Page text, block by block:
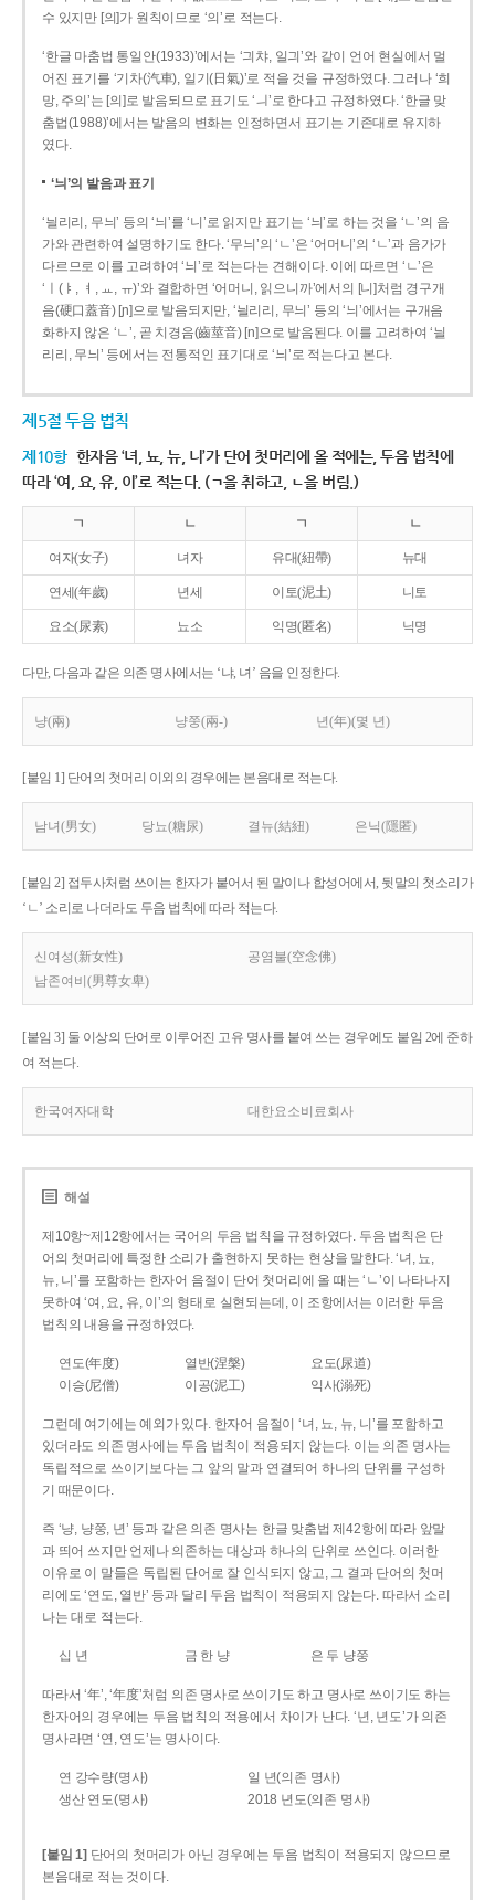
수 있지만 [의]가 원칙이므로 ‘의’로 적는다.
‘한글 마춤법 통일안(1933)’에서는 ‘긔챠, 일긔’와 같이 언어 현실에서 멀
어진 표기를 ‘기차(汽車), 일기(日氣)’로 적을 것을 규정하였다. 그러나 ‘희
망, 주의’는 [의]로 발음되므로 표기도 ‘ㅢ’로 한다고 규정하였다. ‘한글 맞
춤법(1988)’에서는 발음의 변화는 인정하면서 표기는 기존대로 유지하
였다.
‘늬’의 발음과 표기
‘늴리리, 무늬’ 등의 ‘늬’를 ‘니’로 읽지만 표기는 ‘늬’로 하는 것을 ‘ㄴ’의 음
가와 관련하여 설명하기도 한다. ‘무늬’의 ‘ㄴ’은 ‘어머니’의 ‘ㄴ’과 음가가
다르므로 이를 고려하여 ‘늬’로 적는다는 견해이다. 이에 따르면 ‘ㄴ’은
‘ㅣ(ㅑ, ㅕ, ㅛ, ㅠ)’와 결합하면 ‘어머니, 읽으니까’에서의 [니]처럼 경구개
음(硬口蓋音) [ɲ]으로 발음되지만, ‘늴리리, 무늬’ 등의 ‘늬’에서는 구개음
화하지 않은 ‘ㄴ’, 곧 치경음(齒莖音) [n]으로 발음된다. 이를 고려하여 ‘늴
리리, 무늬’ 등에서는 전통적인 표기대로 ‘늬’로 적는다고 본다.
제5절 두음 법칙
제10항 한자음 ‘녀, 뇨, 뉴, 니’가 단어 첫머리에 올 적에는, 두음 법칙에
따라 ‘여, 요, 유, 이’로 적는다. (ㄱ을 취하고, ㄴ을 버림.)
ㄱ ㄴ ㄱ ㄴ
여자(女子) 녀자 유대(紐帶) 뉴대
연세(年歲) 년세 이토(泥土) 니토
요소(尿素) 뇨소 익명(匿名) 닉명
다만, 다음과 같은 의존 명사에서는 ‘냐, 녀’ 음을 인정한다.
냥(兩) 냥쭝(兩-) 년(年)(몇 년)
[붙임 1] 단어의 첫머리 이외의 경우에는 본음대로 적는다.
남녀(男女) 당뇨(糖尿) 결뉴(結紐) 은닉(隱匿)
[붙임 2] 접두사처럼 쓰이는 한자가 붙어서 된 말이나 합성어에서, 뒷말의 첫소리가
‘ㄴ’ 소리로 나더라도 두음 법칙에 따라 적는다.
신여성(新女性)
공염불(空念佛)
남존여비(男尊女卑)
[붙임 3] 둘 이상의 단어로 이루어진 고유 명사를 붙여 쓰는 경우에도 붙임 2에 준하
여 적는다.
한국여자대학 대한요소비료회사
해설
제10항~제12항에서는 국어의 두음 법칙을 규정하였다. 두음 법칙은 단
어의 첫머리에 특정한 소리가 출현하지 못하는 현상을 말한다. ‘녀, 뇨,
뉴, 니’를 포함하는 한자어 음절이 단어 첫머리에 올 때는 ‘ㄴ’이 나타나지
못하여 ‘여, 요, 유, 이’의 형태로 실현되는데, 이 조항에서는 이러한 두음
법칙의 내용을 규정하였다.
연도(年度) 열반(涅槃)
요도(尿道)
이승(尼僧)
이공(泥工) 익사(溺死)
그런데 여기에는 예외가 있다. 한자어 음절이 ‘녀, 뇨, 뉴, 니’를 포함하고
있더라도 의존 명사에는 두음 법칙이 적용되지 않는다. 이는 의존 명사는
독립적으로 쓰이기보다는 그 앞의 말과 연결되어 하나의 단위를 구성하
기 때문이다.
즉 ‘냥, 냥쭝, 년’ 등과 같은 의존 명사는 한글 맞춤법 제42항에 따라 앞말
과 띄어 쓰지만 언제나 의존하는 대상과 하나의 단위로 쓰인다. 이러한
이유로 이 말들은 독립된 단어로 잘 인식되지 않고, 그 결과 단어의 첫머
리에도 ‘연도, 열반’ 등과 달리 두음 법칙이 적용되지 않는다. 따라서 소리
나는 대로 적는다.
십 년 금 한 냥 은 두 냥쭝
따라서 ‘年’, ‘年度’처럼 의존 명사로 쓰이기도 하고 명사로 쓰이기도 하는
한자어의 경우에는 두음 법칙의 적용에서 차이가 난다. ‘년, 년도’가 의존
명사라면 ‘연, 연도’는 명사이다.
연 강수량(명사)
일 년(의존 명사)
생산 연도(명사)
2018 년도(의존 명사)
[붙임 1] 단어의 첫머리가 아닌 경우에는 두음 법칙이 적용되지 않으므로
본음대로 적는 것이다.